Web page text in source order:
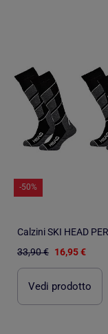
-50%
33,90 € 16,95 €
Vedi prodotto